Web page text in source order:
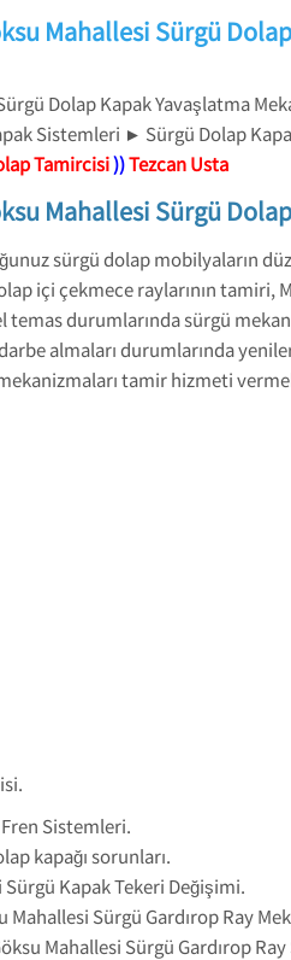
Mahallesi Sürgü
Dolap Kapak Yavaşlatma
Sistemleri ► Sürgü Dolap
Tamircisi))Tezcan Usta
Mahallesi Sürgü
sürgü dolap mobilyaların
içi çekmece raylarının
durumlarında sürgü
almaları durumlarında
tamir hizmeti
Sistemleri.
kapağı sorunları.
Sürgü Kapak Tekeri Değişimi.
Sürgü Gardırop Ray
Mahallesi Sürgü Gardırop